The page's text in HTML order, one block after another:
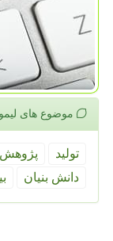
موضوع های
تولید پژوهش
دانش بنیان